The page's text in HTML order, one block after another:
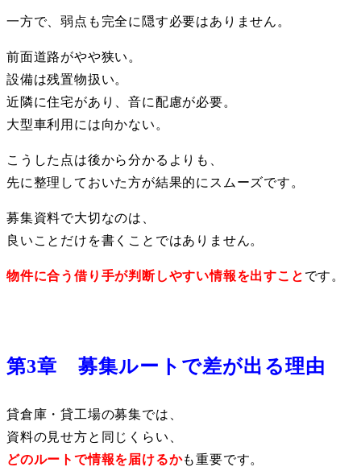
一方で、弱点も完全に隠す必要はありません。
前面道路がやや狭い。
設備は残置物扱い。
近隣に住宅があり、音に配慮が必要。
大型車利用には向かない。
こうした点は後から分かるよりも、
先に整理しておいた方が結果的にスムーズです。
募集資料で大切なのは、
良いことだけを書くことではありません。
物件に合う借り手が判断しやすい情報を出すこと です。
第3章 募集ルートで差が出る理由
貸倉庫・貸工場の募集では、
資料の見せ方と同じくらい、
どのルートで情報を届けるかも重要です。